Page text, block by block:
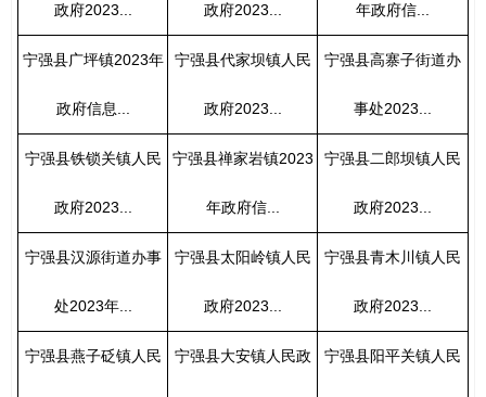
政府2023... 政府2023... 年政府信...
宁强县广坪镇2023年
政府信息...
宁强县代家坝镇人民
政府2023...
宁强县高寨子街道办
事处2023...
宁强县铁锁关镇人民
政府2023...
宁强县禅家岩镇2023
年政府信...
宁强县二郎坝镇人民
政府2023...
宁强县汉源街道办事
处2023年...
宁强县太阳岭镇人民
政府2023...
宁强县青木川镇人民
政府2023...
宁强县燕子砭镇人民 宁强县大安镇人民政 宁强县阳平关镇人民